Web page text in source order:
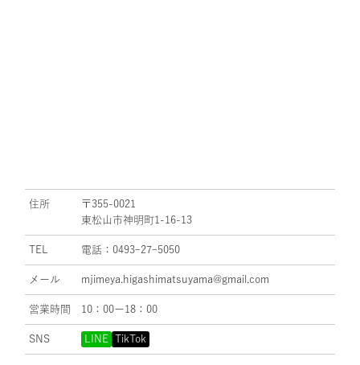
住所
〒355-0021
東松山市神明町1-16-13
TEL 電話：0493ｰ27ｰ5050
メール mjimeya.higashimatsuyama@gmail.com
営業時間 10：00ー18：00
SNS LINE TikTok